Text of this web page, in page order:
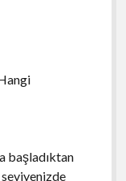
başladıktan